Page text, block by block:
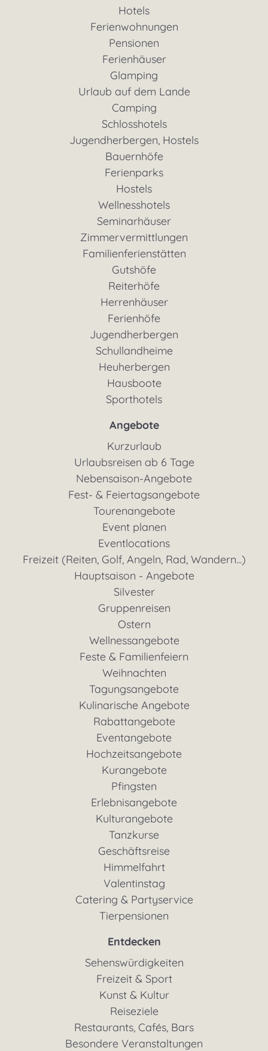
Hotels
Ferienwohnungen
Pensionen
Ferienhäuser
Glamping
Urlaub auf dem Lande
Camping
Schlosshotels
Jugendherbergen, Hostels
Bauernhöfe
Ferienparks
Hostels
Wellnesshotels
Seminarhäuser
Zimmervermittlungen
Familienferienstätten
Gutshöfe
Reiterhöfe
Herrenhäuser
Ferienhöfe
Jugendherbergen
Schullandheime
Heuherbergen
Hausboote
Sporthotels
Angebote
Kurzurlaub
Urlaubsreisen ab 6 Tage
Nebensaison-Angebote
Fest- & Feiertagsangebote
Tourenangebote
Event planen
Eventlocations
Freizeit (Reiten, Golf, Angeln, Rad, Wandern...)
Hauptsaison - Angebote
Silvester
Gruppenreisen
Ostern
Wellnessangebote
Feste & Familienfeiern
Weihnachten
Tagungsangebote
Kulinarische Angebote
Rabattangebote
Eventangebote
Hochzeitsangebote
Kurangebote
Pfingsten
Erlebnisangebote
Kulturangebote
Tanzkurse
Geschäftsreise
Himmelfahrt
Valentinstag
Catering & Partyservice
Tierpensionen
Entdecken
Sehenswürdigkeiten
Freizeit & Sport
Kunst & Kultur
Reiseziele
Restaurants, Cafés, Bars
Besondere Veranstaltungen